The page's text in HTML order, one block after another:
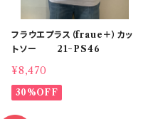
フラウエプラス（fraue＋）カッ
トソー 21−PS46
¥8,470
30%OFF